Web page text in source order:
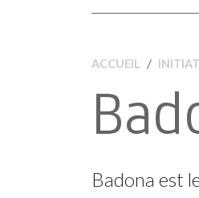
ACCUEIL
Badona est